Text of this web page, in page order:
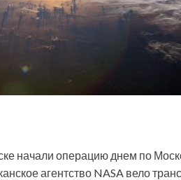
начали операцию днем по
агентство NASA вело